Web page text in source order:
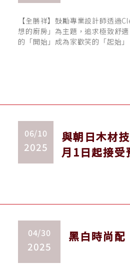
【全勝祥】鼓勵專業設計師透過
想的廚房」為主題，追求極致舒
的「開始」成為家歡笑的「起始」
06/10
2025
與朝日木材
月1日起接受
04/30
2025
黑白時尚配